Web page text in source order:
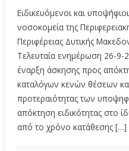
Ειδικευόμενοι και
νοσοκομεία της
Περιφέρειας Δυτικής
Τελευταία ενημέρωση 26-9-
έναρξη άσκησης προς
καταλόγων κενών θέσεων
προτεραιότητας των
απόκτηση ειδικότητας στο
από το χρόνο κατάθεσης […]